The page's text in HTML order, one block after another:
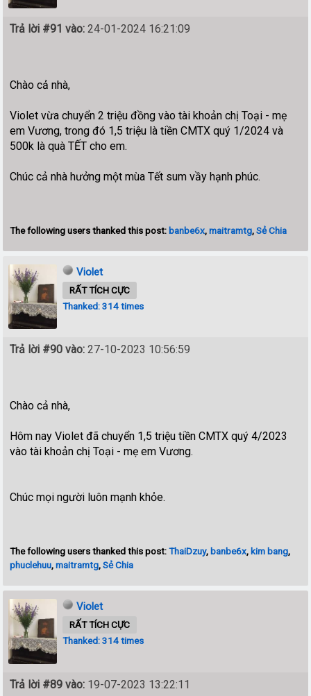
Trả lời #91 vào: 24-01-2024 16:21:09
Chào cả nhà,
Violet vừa chuyển 2 triệu đồng vào tài khoản chị Toại - mẹ
em Vương, trong đó 1,5 triệu là tiền CMTX quý 1/2024 và
500k là quà TẾT cho em.
Chúc cả nhà hưởng một mùa Tết sum vầy hạnh phúc.
The following users thanked this post: banbe6x,maitramtg,Sẻ Chia
Violet
RẤT TÍCH CỰC
Thanked: 314 times
Trả lời #90 vào: 27-10-2023 10:56:59
Chào cả nhà,
Hôm nay Violet đã chuyển 1,5 triệu tiền CMTX quý 4/2023
vào tài khoản chị Toại - mẹ em Vương.
Chúc mọi người luôn mạnh khỏe.
The following users thanked this post:ThaiDzuy, banbe6x, kim bang,
phuclehuu,maitramtg,Sẻ Chia
Violet
RẤT TÍCH CỰC
Thanked: 314 times
Trả lời #89 vào: 19-07-2023 13:22:11